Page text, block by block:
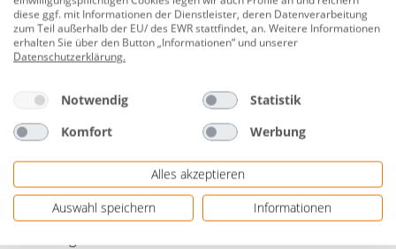
Schutz vor Restbaufeuchte! Die Kombination einer
flexiblen und biegsamen AquaStop-Folie mit einem
Vlies, lässt sich gerade im Randbereich zur Wand
verlegen. Das rückseitige Vlies schützt darüber hinaus
die Folie vor Beschädigungen und stellt den
Feuchteschutz sicher.
Format: 1 x 26 m Rolle = 26 m²
mit AquaStop-Technologie
diese ggf. mit Informationen der Dienstleister, deren Datenverarbeitung
zum Teil außerhalb der EU/ des EWR stattfindet, an. Weitere Informationen
erhalten Sie über den Button „Informationen“ und unserer
Datenschutzerklärung.
Notwendig
Statistik
Komfort
Werbung
Alles akzeptieren
Auswahl speichern
Informationen